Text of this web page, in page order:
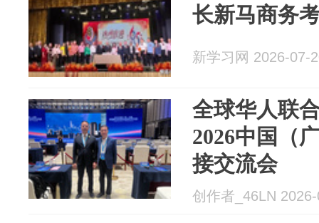
长新马商务
新学习网 2026-07-
全球华人联
2026中国（
接交流会
创作者_46LN